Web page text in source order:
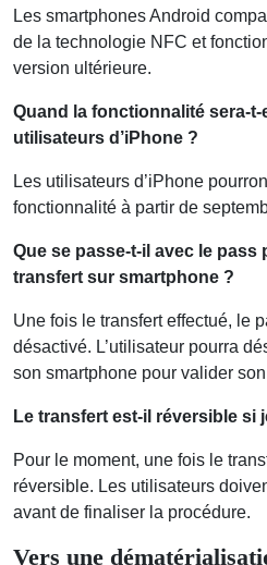
Les smartphones Android
de la technologie NFC et
version ultérieure.
Quand la fonctionnalité sera-
utilisateurs d’iPhone ?
Les utilisateurs d’iPhone
fonctionnalité à partir de
Que se passe-t-il avec le pass
transfert sur smartphone ?
Une fois le transfert effectué, le
désactivé. L’utilisateur pourra
son smartphone pour valider
Le transfert est-il réversible si
Pour le moment, une fois le
réversible. Les utilisateurs
avant de finaliser la procédure.
Vers une